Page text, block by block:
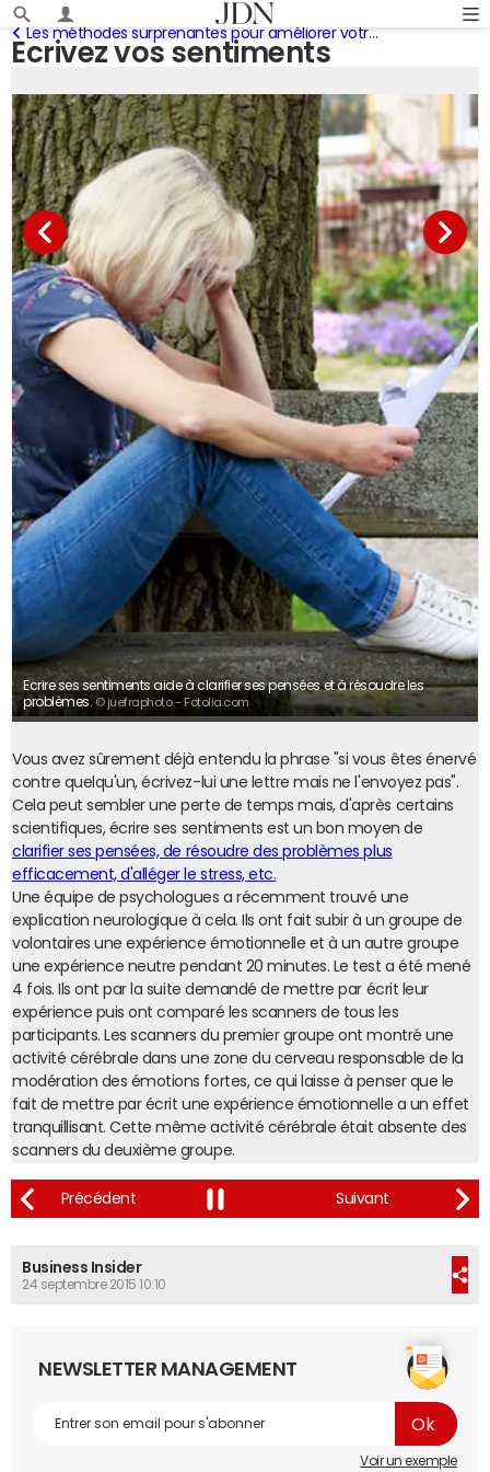
Ecrivez vos sentiments
Les méthodes surprenantes pour améliorer votre humeur
Ecrire ses sentiments aide à clarifier ses pensées et à résoudre les
problèmes.© juefraphoto - Fotolia.com
Vous avez sûrement déjà entendu la phrase "si vous êtes énervé
contre quelqu'un, écrivez-lui une lettre mais ne l'envoyez pas".
Cela peut sembler une perte de temps mais, d'après certains
scientifiques, écrire ses sentiments est un bon moyen de
clarifier ses pensées, de résoudre des problèmes plus
efficacement, d'alléger le stress, etc.
Une équipe de psychologues a récemment trouvé une
explication neurologique à cela. Ils ont fait subir à un groupe de
volontaires une expérience émotionnelle et à un autre groupe
une expérience neutre pendant 20 minutes. Le test a été mené
4 fois. Ils ont par la suite demandé de mettre par écrit leur
expérience puis ont comparé les scanners de tous les
participants. Les scanners du premier groupe ont montré une
activité cérébrale dans une zone du cerveau responsable de la
modération des émotions fortes, ce qui laisse à penser que le
fait de mettre par écrit une expérience émotionnelle a un effet
tranquillisant. Cette même activité cérébrale était absente des
scanners du deuxième groupe.
Business Insider
24 septembre 2015 10:10
NEWSLETTER MANAGEMENT
Voir un exemple